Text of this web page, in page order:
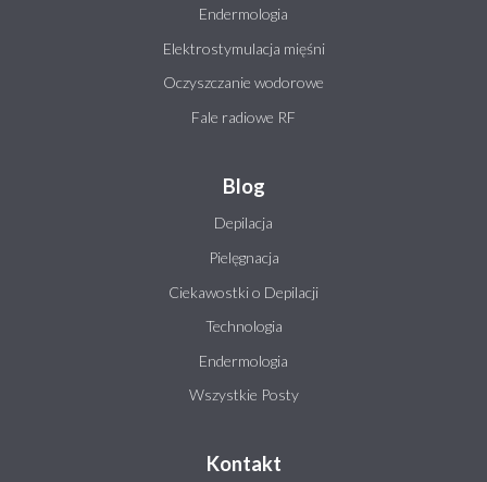
Endermologia
Elektrostymulacja mięśni
Oczyszczanie wodorowe
Fale radiowe RF
Blog
Depilacja
Pielęgnacja
Ciekawostki o Depilacji
Technologia
Endermologia
Wszystkie Posty
Kontakt